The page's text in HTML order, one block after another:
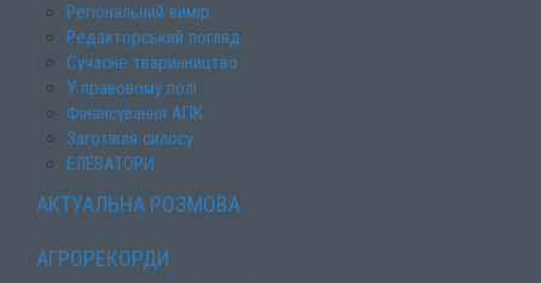
Регіональний вимір
Редакторський погляд
Сучасне тваринництво
У правовому полі
Фінансування АПК
Заготівля силосу
ЕЛЕВАТОРИ
АКТУАЛЬНА РОЗМОВА
АГРОРЕКОРДИ